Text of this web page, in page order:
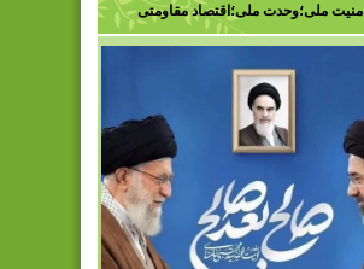
امنیت ملی؛وحدت ملی؛اقتصاد مقاومتی